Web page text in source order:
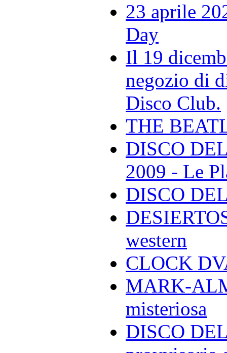
23 aprile
Day
Il 19
negozio di
Disco Club.
THE
DISCO
2009 - Le
DISCO
western
CLOCK
MARK-
misteriosa
DISCO